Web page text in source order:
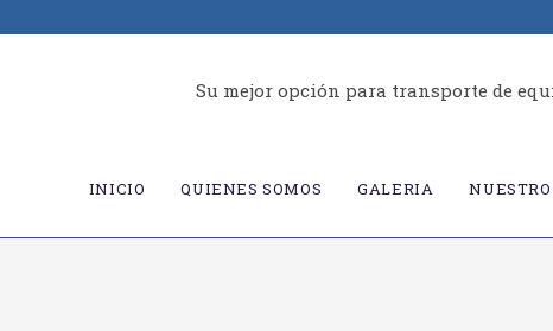
Su mejor opción para transporte de
INICIO QUIENES SOMOS GALERIA